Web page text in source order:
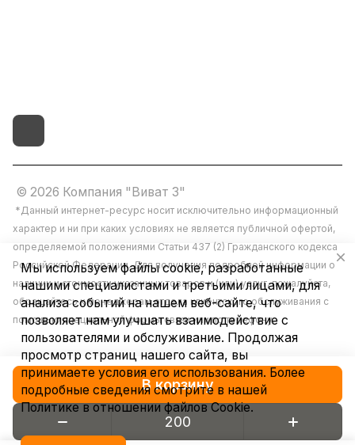
В корзину
© 2026 Компания "Виват 3"
*Данный интернет-ресурс носит исключительно информационный
характер и ни при каких условиях не является публичной офертой,
определяемой положениями Статьи 437 (2) Гражданского кодекса
Российской Федерации. Для получения подробной информации о
наличии и стоимости указанных товаров и (или) услуг, пожалуйста,
обращайтесь к менеджерам отдела клиентского обслуживания с
помощью специальной формы связи или по телефону.
Конфиденциальность
Мы используем файлы cookie, разработанные
нашими специалистами и третьими лицами, для
анализа событий на нашем веб-сайте, что
позволяет нам улучшать взаимодействие с
пользователями и обслуживание. Продолжая
просмотр страниц нашего сайта, вы
принимаете условия его использования. Более
подробные сведения смотрите в нашей
Политике в отношении файлов Cookie.